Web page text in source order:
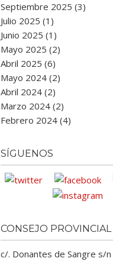
Septiembre 2025 (3)
Julio 2025 (1)
Junio 2025 (1)
Mayo 2025 (2)
Abril 2025 (6)
Mayo 2024 (2)
Abril 2024 (2)
Marzo 2024 (2)
Febrero 2024 (4)
SÍGUENOS
CONSEJO PROVINCIAL
c/. Donantes de Sangre s/n